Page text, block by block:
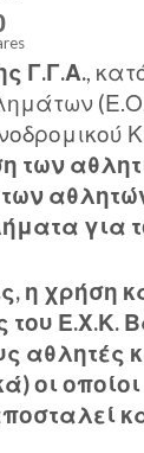
Γ.Γ.Α.,
των
για
, η χρήση
του Ε.Χ.Κ.
αθλητές
οι